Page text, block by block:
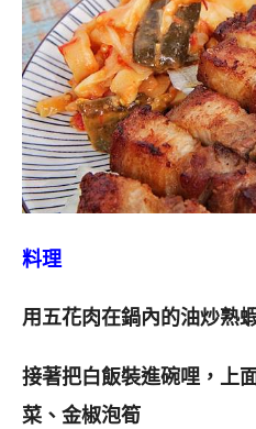
料理
用五花肉在鍋內的油炒熟
接著把白飯裝進碗哩，上
菜、金椒泡筍